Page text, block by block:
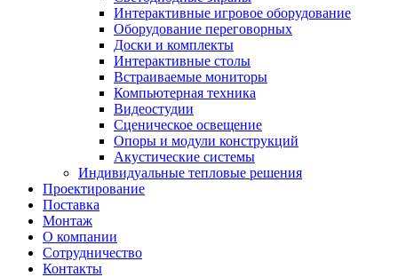
Интерактивные игровое оборудование
Оборудование переговорных
Доски и комплекты
Интерактивные столы
Встраиваемые мониторы
Компьютерная техника
Видеостудии
Cценическое освещение
Опоры и модули конструкций
Акустические системы
Индивидуальные тепловые решения
Проектирование
Поставка
Монтаж
О компании
Сотрудничество
Контакты